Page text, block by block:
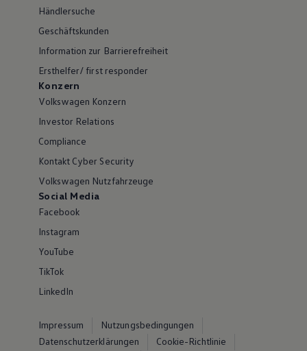
Händlersuche
Geschäftskunden
Information zur Barrierefreiheit
Ersthelfer/ first responder
Konzern
Volkswagen Konzern
Investor Relations
Compliance
Kontakt Cyber Security
Volkswagen Nutzfahrzeuge
Social Media
Facebook
Instagram
YouTube
TikTok
LinkedIn
Impressum
Nutzungsbedingungen
Datenschutzerklärungen
Cookie-Richtlinie